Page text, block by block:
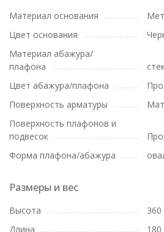
Материал основания
Цвет основания
Материал абажура/
плафона
Цвет абажура/плафона
Поверхность арматуры
Поверхность плафонов и
подвесок
Форма плафона/абажура
Размеры и вес
Высота
Длина